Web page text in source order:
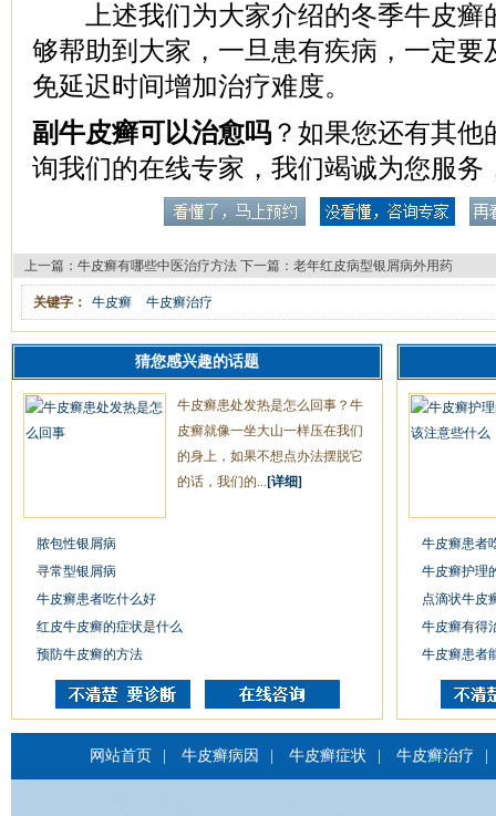
上述我们为大家介绍的冬季牛皮癣
够帮助到大家，一旦患有疾病，一定要
免延迟时间增加治疗难度。
副牛皮癣可以治愈吗 ？如果您还有其
询我们的在线专家，我们竭诚为您服务
上一篇： 牛皮癣有哪些中医治疗方法 下一篇： 老年红皮病型银屑病外用药
关键字： 牛皮癣 牛皮癣治疗
猜您感兴趣的话题
牛皮癣患处发热是怎么回事？牛
皮癣就像一坐大山一样压在我们
的身上，如果不想点办法摆脱它
的话，我们的... [详细]
脓包性银屑病
寻常型银屑病
牛皮癣患者吃什么好
红皮牛皮癣的症状是什么
预防牛皮癣的方法
牛皮癣患者
牛皮癣护理
点滴状牛皮
牛皮癣有得
牛皮癣患者
网站首页 牛皮癣病因 牛皮癣症状 牛皮癣治疗